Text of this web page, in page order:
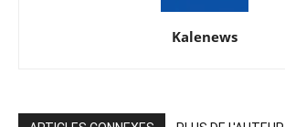
Kalenews